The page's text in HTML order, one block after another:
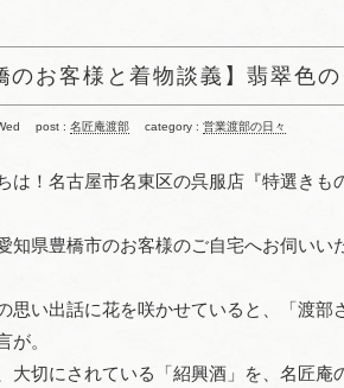
のお客様と着物談義】翡翠色
post : 名匠庵渡部 category : 営業渡部の日々
は！名古屋市名東区の呉服店『特選きも
知県豊橋市のお客様のご自宅へお伺いい
思い出話に花を咲かせていると、「渡部
が。
大切にされている「紹興酒」を、名匠庵